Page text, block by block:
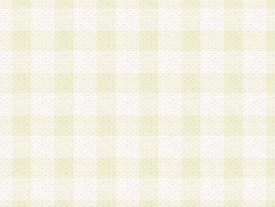
人 である場合は、親権者などの法定代理人の同
録を行うものとします。なお、義務教育学齢に該
者については、登録時に 当社が別途定める方法
権者による承認手続きを行うものとします。
第3条 会員の登録方法
1.会員登録手続きは、会員登録希望者本人が行う
る登録は一切認められないものとします。
2.会員登録希望者は、本規約に同意の後、当社指
画 面」において、当社が指定する必要事項を入
を行うものとします。当社は、会員登録を承認し
会員として本サービスを 受けるためのログイン
を付与します。